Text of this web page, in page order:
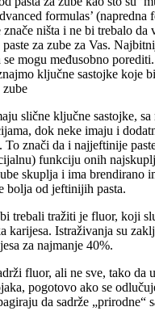
formulas’ (napredna
ništa i ne bi trebalo da
za zube za Vas.
mogu međusobno
ključne sastojke koje
zube
slične ključne sastojke, sa
dok neke imaju i
To znači da i najjeftinije
funkciju onih
skuplja i ima brendirano
bolja od jeftinijih pasta.
trebali tražiti je fluor, koji
karijesa. Istraživanja su
za najmanje 40%.
fluor, ali ne sve, tako da
pogotovo ako se
da sadrže „prirodne“